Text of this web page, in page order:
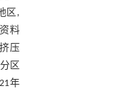
区,
料
压
区
年